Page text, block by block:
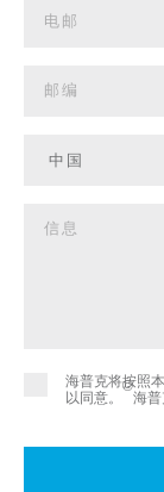
海普克将按照
以同意。
©
海普